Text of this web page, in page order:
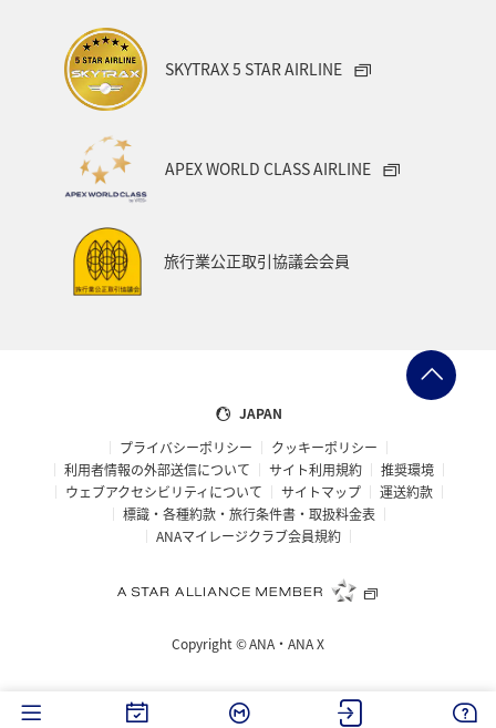
福岡県 アオリイカ
神奈川県 趣味
兵庫県
アメリカ・カナダ・中南米
大分県 お祭り・イベント
フランス
宮城県
オーストリア 東海地方 山形県 クロダイ
愛媛県 オーストラリア ホテル 岐阜県
青森県 京都府 東アジア
愛知県 ベトナム
ロウニンアジ（GT） 茨城県
SKYTRAX 5 STAR AIRLINE
APEX WORLD CLASS AIRLINE
旅行業公正取引協議会会員
JAPAN
プライバシーポリシー
クッキーポリシー
利用者情報の外部送信について
サイト利用規約
推奨環境
ウェブアクセシビリティについて
サイトマップ
運送約款
標識・各種約款・旅行条件書・取扱料金表
ANAマイレージクラブ会員規約
Copyright ©ANA・ANA X